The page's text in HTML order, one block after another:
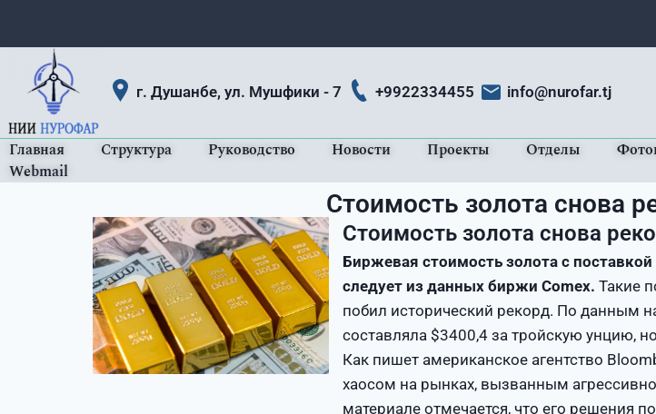
г. Душанбе, ул. Мушфики - 7 +9922334455 info@nurofar.tj
Главная Структура Руководство Новости Проекты Отделы
Webmail
Стоимость золота снова
Стоимость золота снова
Биржевая стоимость золота с
следует из данных биржи Comex. Такие
побил исторический рекорд. По данным
составляла $3400,4 за тройскую унцию,
Как пишет американское агентство
хаосом на рынках, вызванным
материале отмечается, что его решения